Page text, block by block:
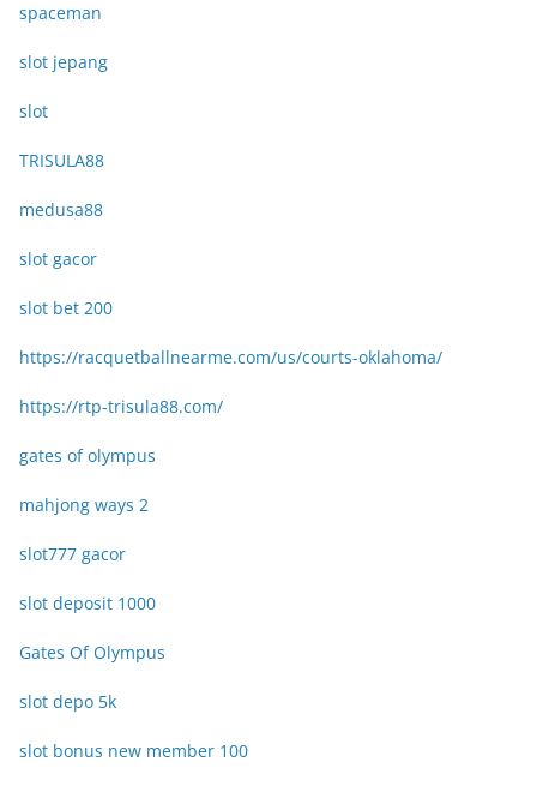
spaceman
slot jepang
slot
TRISULA88
medusa88
slot gacor
slot bet 200
https://racquetballnearme.com/us/courts-oklahoma/
https://rtp-trisula88.com/
gates of olympus
mahjong ways 2
slot777 gacor
slot deposit 1000
Gates Of Olympus
slot depo 5k
slot bonus new member 100